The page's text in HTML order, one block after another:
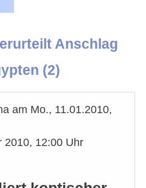
Anschlag
(2)
am Mo., 11.01.2010,
2010, 12:00 Uhr